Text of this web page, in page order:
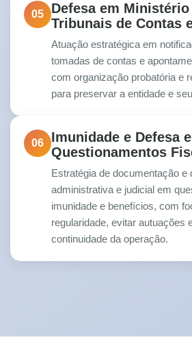
05
Defesa em
Tribunais de Contas
Atuação estratégica em
tomadas de contas e
com organização probatória e
para preservar a entidade e
06
Imunidade e Defesa
Questionamentos
Estratégia de documentação e
administrativa e judicial em
imunidade e benefícios, com
regularidade, evitar autuações
continuidade da operação.